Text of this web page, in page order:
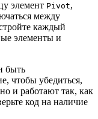
элемент Pivot,
между
каждый
элементы и
быть
чтобы убедиться,
и работают так, как
код на наличие